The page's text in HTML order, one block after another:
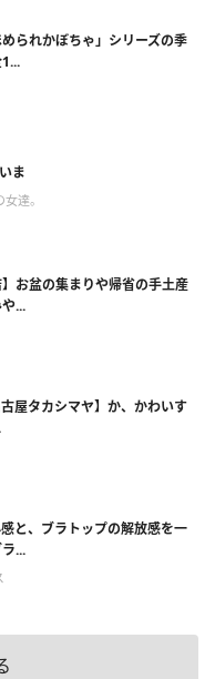
められかぼちゃ」シリーズの季
ま
達。
】お盆の集まりや帰省の手土産
...
古屋タカシマヤ】か、かわいす
と、ブラトップの解放感を一
...